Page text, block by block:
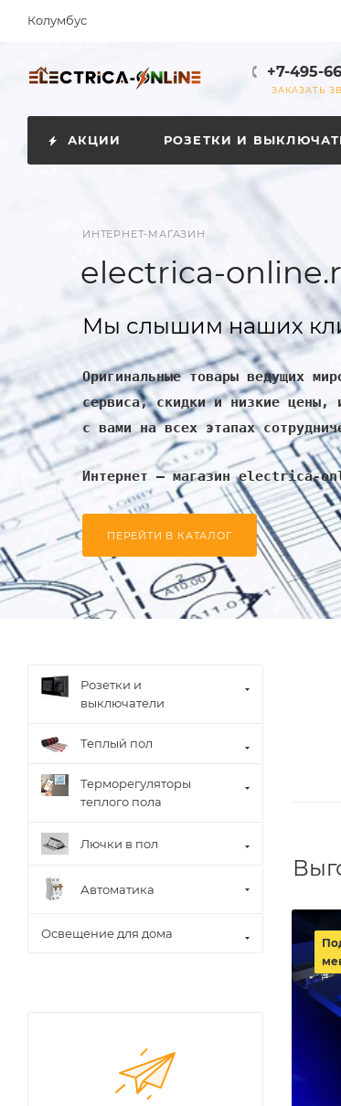
Колумбус
+7-495-
ЗАКАЗАТЬ
АКЦИИ РОЗЕТКИ И
ИНТЕРНЕТ-МАГАЗИН
electrica-
Мы слышим наших
Оригинальные товары ведущих
сервиса, скидки и низкие цены,
с вами на всех этапах
Интернет – магазин electrica-
ПЕРЕЙТИ В КАТАЛОГ
Розетки и
выключатели
Теплый пол
Терморегуляторы
теплого пола
Лючки в пол
Автоматика
Освещение для дома